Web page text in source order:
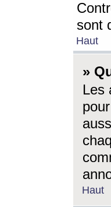
sont
Haut
»
Les
Haut